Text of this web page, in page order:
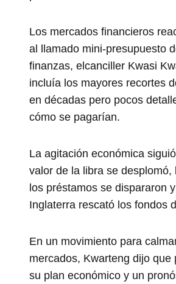
Los mercados financieros
al llamado mini-presupuesto
finanzas, elcanciller Kwasi
incluía los mayores recortes
en décadas pero pocos
cómo se pagarían.
La agitación económica
valor de la libra se desplomó,
los préstamos se dispararon
Inglaterra rescató los fondos
En un movimiento para
mercados, Kwarteng dijo que
su plan económico y un